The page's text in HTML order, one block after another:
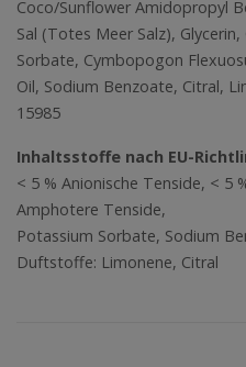
Coco/Sunflower Amido­propyl
Sal (Totes Meer Salz),
Sorbate, Cymbopogon
Oil, Sodium Benzoate, Citral,
15985
Inhaltsstoffe nach EU-
< 5 % Anionische Tenside, < 5
Amphotere Tenside,
Potassium Sorbate, Sodium
Duftstoffe: Limonene, Citral